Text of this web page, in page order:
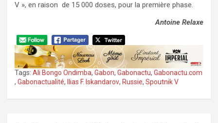
V », en raison de 15 000 doses, pour la première phase.
Antoine Relaxe
Tags: Ali Bongo Ondimba, Gabon, Gabonactu, Gabonactu.com
, Gabonactualité, Ilias F. Iskandarov, Russie, Spoutnik V